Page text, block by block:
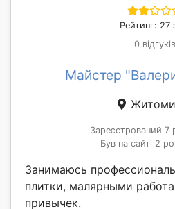
Рейтинг: 27
0 відгуків
Майстер
Зареєстрований 7
Був на сайті 2
Занимаюсь
плитки, малярными
привычек.